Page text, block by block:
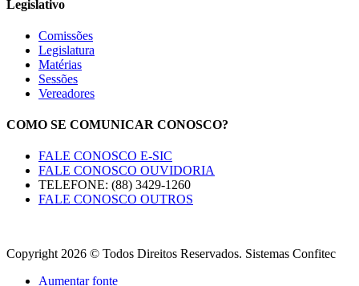
Legislativo
Comissões
Legislatura
Matérias
Sessões
Vereadores
COMO SE COMUNICAR CONOSCO?
FALE CONOSCO E-SIC
FALE CONOSCO OUVIDORIA
TELEFONE: (88) 3429-1260
FALE CONOSCO OUTROS
Copyright 2026 © Todos Direitos Reservados. Sistemas Confitec
Aumentar fonte